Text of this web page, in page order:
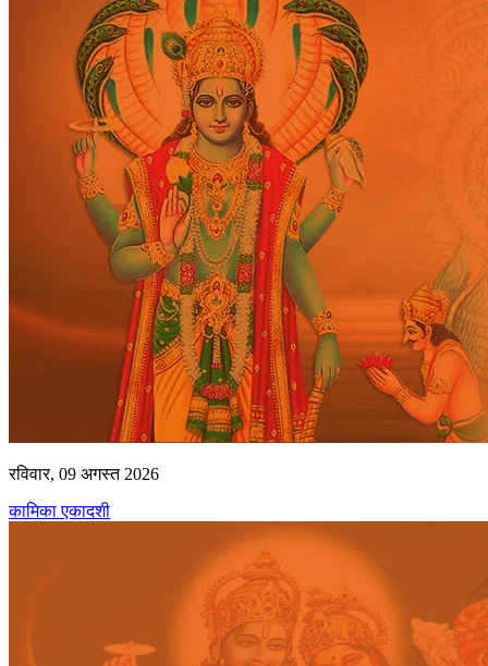
रविवार, 09 अगस्त 2026
कामिका एकादशी